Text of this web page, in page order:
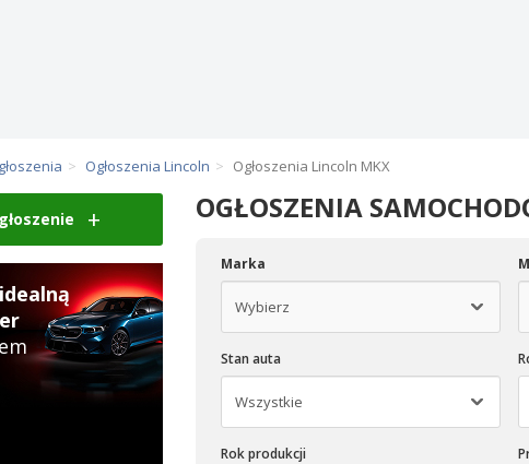
Ogłoszenia Lincoln Ogłoszenia Lincoln MKX
OGŁOSZENIA
Marka
Stan auta
Rok produkcji
idealną